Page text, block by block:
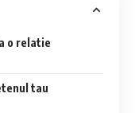
o relatie
tau